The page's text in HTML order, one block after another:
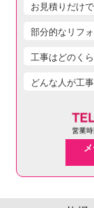
お見積りだけ
部分的なリフ
工事はどのく
どんな人が工